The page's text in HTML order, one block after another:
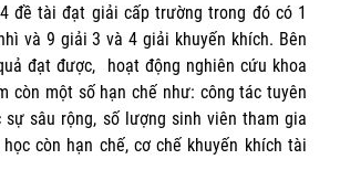
đề tài đạt giải cấp trường trong đó có 1
và 9 giải 3 và 4 giải khuyến khích. Bên
đạt được, hoạt động nghiên cứu khoa
còn một số hạn chế như: công tác tuyên
sâu rộng, số lượng sinh viên tham gia
còn hạn chế, cơ chế khuyến khích tài